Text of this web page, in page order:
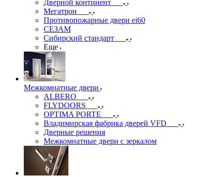
Дверной континент
Мегатрон
Противопожарные двери ei60
СЕЗАМ
Сибирский стандарт
Еще
Межкомнатные двери
ALBERO
FLYDOORS
OPTIMA PORTE
Владимирская фабрика дверей VFD
Дверные решения
Межкомнатные двери c зеркалом